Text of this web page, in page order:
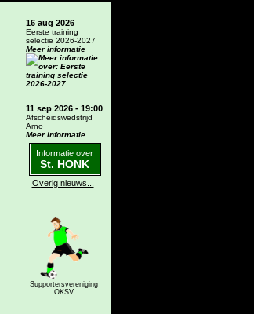
16 aug 2026
Eerste training
selectie 2026-2027
Meer informatie
11 sep 2026 - 19:00
Afscheidswedstrijd
Arno
Meer informatie
Informatie over
St. HONK
Overig nieuws...
Supportersvereniging
OKSV